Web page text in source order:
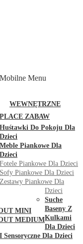
MINI
MEDIUM
Mobilne Menu
WEWNĘTRZNE
PLACE ZABAW
Huśtawki Do Pokoju Dla
Dzieci
Meble Piankowe Dla
Dzieci
Fotele Piankowe Dla Dzieci
Sofy Piankowe Dla Dzieci
Zestawy Piankowe Dla
Dzieci
Suche
Baseny Z
Kulkami
Dla Dzieci
Dla Dzieci